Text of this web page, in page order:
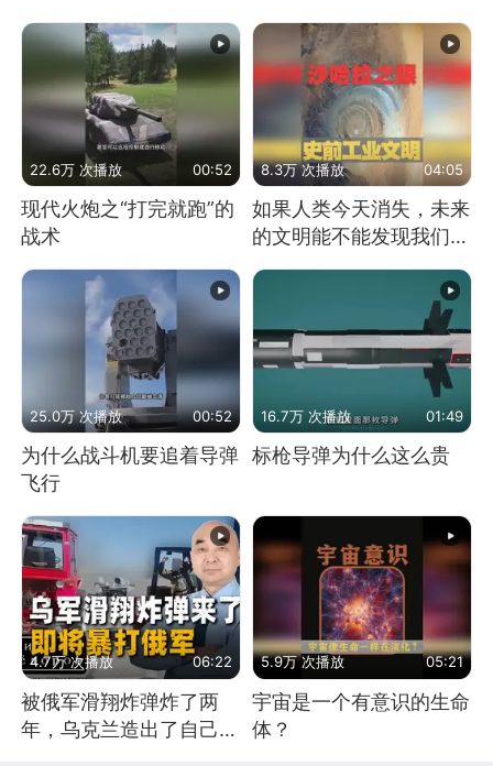
22.6万 次播放 00:52
现代火炮之“打完就跑”的
战术
8.3万 次播放 04:05
如果人类今天消失，未来
的文明能不能发现我们存
在过？
25.0万 次播放 00:52
为什么战斗机要追着导弹
飞行
16.7万 次播放 01:49
标枪导弹为什么这么贵
4.7万 次播放 06:22
被俄军滑翔炸弹炸了两
年，乌克兰造出了自己
5.9万 次播放 05:21
宇宙是一个有意识的生命
体？